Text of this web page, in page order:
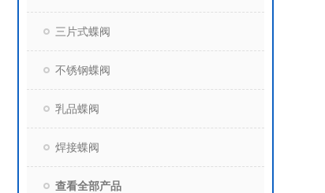
三片式蝶阀
不锈钢蝶阀
乳品蝶阀
焊接蝶阀
查看全部产品